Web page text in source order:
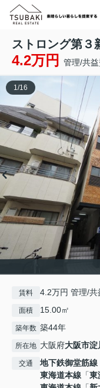
ストロング第３
4.2万円 管理/共
1/16
賃料 4.2万円 管理/共
面積 15.00㎡
築年数 築44年
所在地 大阪府大阪市淀
交通 地下鉄御堂筋線
東海道本線 「東